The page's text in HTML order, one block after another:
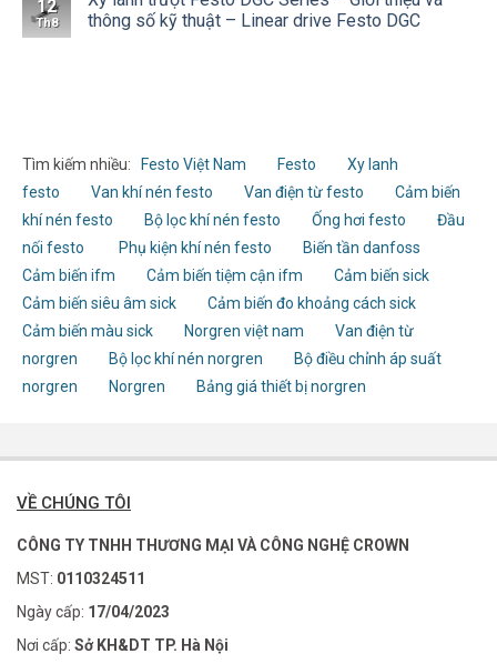
12
Th8
thông số kỹ thuật – Linear drive Festo DGC
Tìm kiếm nhiều: Festo Việt Nam Festo
Xy lanh
festo
Van khí nén festo Van điện từ festo
Cảm biến
khí nén festo
Bộ lọc khí nén festo Ống hơi festo
Đầu
nối festo
Phụ kiện khí nén festo
Biến tần danfoss
Cảm biến ifm
Cảm biến tiệm cận ifm
Cảm biến sick
Cảm biến siêu âm sick
Cảm biến đo khoảng cách sick
Cảm biến màu sick
Norgren việt nam
Van điện từ
norgren
Bộ lọc khí nén norgren
Bộ điều chỉnh áp suất
norgren
Norgren Bảng giá thiết bị norgren
VỀ CHÚNG TÔI
CÔNG TY TNHH THƯƠNG MẠI VÀ CÔNG NGHỆ CROWN
MST: 0110324511
Ngày cấp: 17/04/2023
Nơi cấp: Sở KH&DT TP. Hà Nội